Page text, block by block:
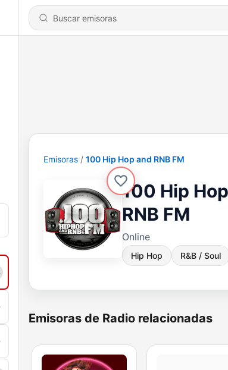
Emisoras 100 Hip Hop and RNB FM
100 Hip
RNB FM
Online
Hip Hop R&B / Soul
Emisoras de Radio relacionadas